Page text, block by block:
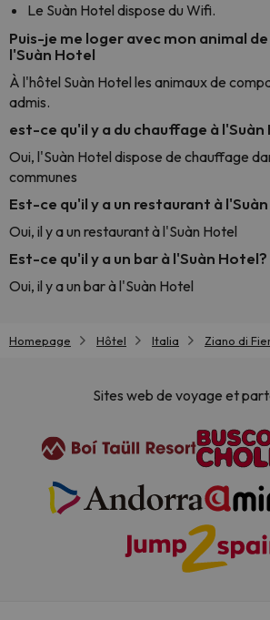
Le Suàn Hotel dispose du Wifi.
Puis-je me loger avec mon animal
l'Suàn Hotel
À l'hôtel Suàn Hotel les animaux de
admis.
est-ce qu'il y a du chauffage à l'Suàn
Oui, l'Suàn Hotel dispose de chauffage
communes
Est-ce qu'il y a un restaurant à
Oui, il y a un restaurant à l'Suàn Hotel
Est-ce qu'il y a un bar à l'Suàn Hotel?
Oui, il y a un bar à l'Suàn Hotel
Homepage Hôtel Italia Ziano di
Sites web de voyage et